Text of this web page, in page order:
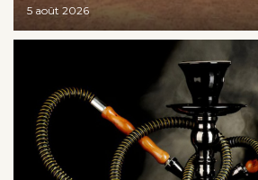
5 août 2026